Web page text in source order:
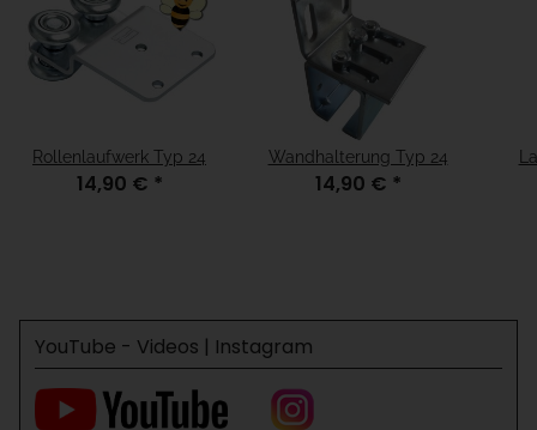
Rollenlaufwerk Typ 24
14,90 € *
Wandhalterung Typ 24
14,90 € *
YouTube - Videos | Instagram